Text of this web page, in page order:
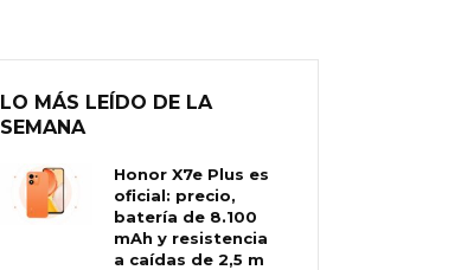
LO MÁS LEÍDO DE LA
SEMANA
Honor X7e Plus es
oficial: precio,
batería de 8.100
mAh y resistencia
a caídas de 2,5 m